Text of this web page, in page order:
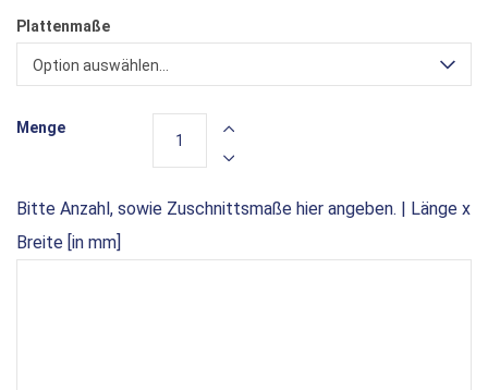
Plattenmaße
Option auswählen...
Bitte Anzahl, sowie Zuschnittsmaße hier angeben. | Länge x
Breite [in mm]
Menge